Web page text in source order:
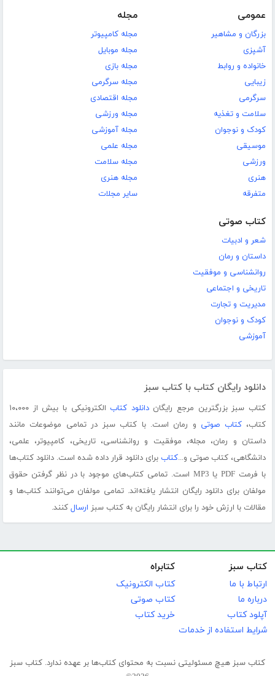
عمومی
بزرگان و مشاهیر
آشپزی
خانواده و روابط
زیبایی
سرگرمی
سلامت و تغذیه
کودک و نوجوان
موسیقی
ورزشی
هنری
متفرقه
مجله
مجله کامپیوتر
مجله موبایل
مجله بازی
مجله سرگرمی
مجله اقتصادی
مجله ورزشی
مجله آموزشی
مجله علمی
مجله سلامت
مجله هنری
سایر مجلات
کتاب صوتی
شعر و ادبیات
داستان و رمان
روانشناسی و موفقیت
تاریخی و اجتماعی
مدیریت و تجارت
کودک و نوجوان
آموزشی
دانلود رایگان کتاب با کتاب سبز
کتاب سبز بزرگترین مرجع رایگاندانلود کتاب
الکترونیکی با بیش از ۱۰،۰۰۰
کتاب،کتاب صوتی و رمان است. با کتاب سبز در تمامی موضوعات مانند
داستان و رمان، مجله، موفقیت و روانشناسی، تاریخی، کامپیوتر، علمی،
دانشگاهی، کتاب صوتی و...کتاب برای دانلود قرار داده شده است. دانلود کتاب‌ها
با فرمت PDF یا MP3 است. تمامی کتاب‌های موجود با در نظر گرفتن حقوق
مولفان برای دانلود رایگان انتشار یافته‌اند. تمامی مولفان می‌توانند کتاب‌ها و
مقالات با ارزش خود را برای انتشار رایگان به کتاب سبز ارسال کنند.
کتاب سبز
ارتباط با ما
درباره ما
آپلود کتاب
شرایط استفاده از خدمات
کتابراه
کتاب الکترونیک
کتاب صوتی
خرید کتاب
کتاب سبز هیچ مسئولیتی نسبت به محتوای کتاب‌ها بر عهده ندارد. کتاب سبز